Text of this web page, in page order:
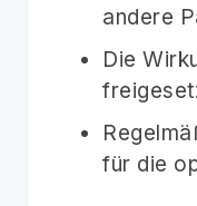
andere
Die
für die